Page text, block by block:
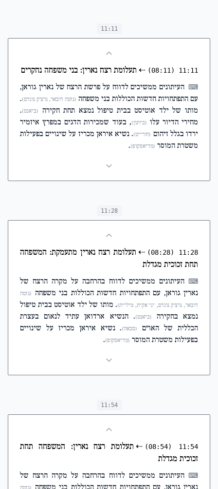
11:11
11:11
(08:11)
⇠ תעלומת רצח נארין: בני משפחה נחקרים
⌨ העיתונים ממשיכים לדווח על פרשת הרצח של נארין גוראן,
עם התפתחויות חדשות הכוללות בני משפחה (גזטה דובאר, גרצ'ק גונדם).
מותו של ילד אוטיסט בבית טיפול נמצא תחת חקירה (ביאנט).
מחירי הדיור עלו (בירגון), בעוד שמכירות הדגים במפרץ איזמיר
ירדו בגלל זיהום (חורייט). נשיא איראן מכריז על שינויים בפעילות
משטרת המוסר (מדיאסקופ).
11:28
11:28
(08:28)
⇠ תעלומת רצח נארין מתעמקת: המשפחה
תחת זכוכית מגדלת
⌨ העיתונים ממשיכים לדווח בהרחבה על מקרה הרצח של
נארין גוראן, עם התפתחויות חדשות הכוללות בני משפחה (גזטה
דובאר, גרצ'ק גונדם, יני אקית, מיליית). מותו של ילד אוטיסט בבית טיפול
נמצא בחקירה
(ביאנט). הנשיא ארדואן עתיד לנאום בעצרת
הכללית של האו"ם
(סבאח). נשיא איראן מכריז על שינויים
בפעילות משטרת המוסר (מדיאסקופ).
11:54
11:54
(08:54)
⇠ תעלומת רצח נארין: המשפחה תחת
זכוכית מגדלת
⌨ העיתונים ממשיכים לדווח בהרחבה על מקרה הרצח של
נארין גוראן, עם התפתחויות חדשות הכוללות בני משפחה